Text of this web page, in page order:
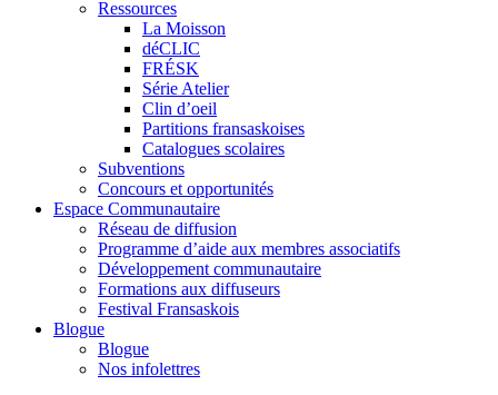
Ressources
La Moisson
déCLIC
FRÉSK
Série Atelier
Clin d’oeil
Partitions fransaskoises
Catalogues scolaires
Subventions
Concours et opportunités
Espace Communautaire
Réseau de diffusion
Programme d’aide aux membres associatifs
Développement communautaire
Formations aux diffuseurs
Festival Fransaskois
Blogue
Blogue
Nos infolettres